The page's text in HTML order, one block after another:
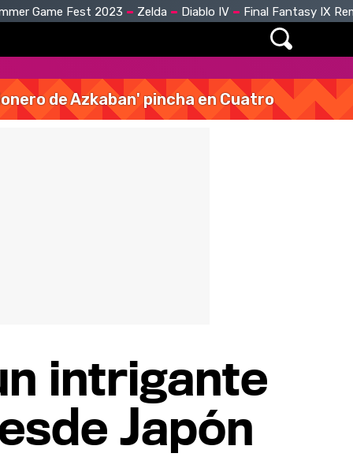
Game Fest 2023 Zelda Diablo IV Final Fantasy IX
de Azkaban' pincha en Cuatro
intrigante
Japón